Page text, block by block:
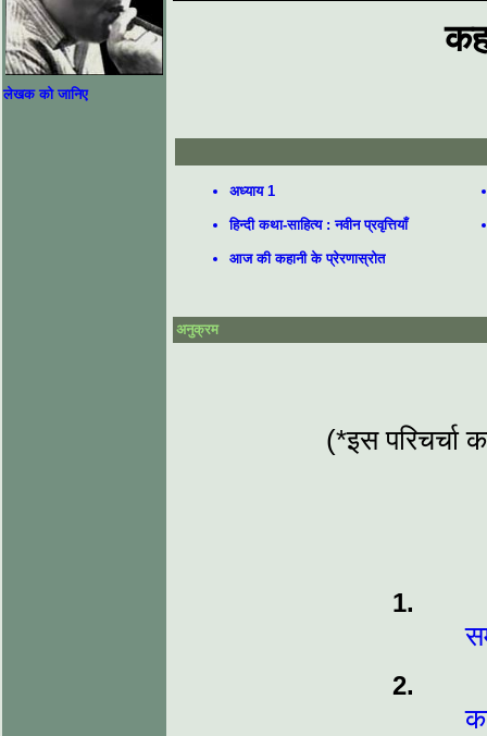
लेखक को जानिए
अध्याय 1
हिन्दी कथा-साहित्य : नवीन प्रवृत्तियाँ
आज की कहानी के प्रेरणास्रोत
अनुक्रम
(*इस